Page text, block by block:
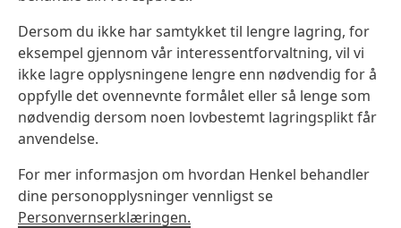
Dersom du ikke har samtykket til lengre lagring, for
eksempel gjennom vår interessentforvaltning, vil vi
ikke lagre opplysningene lengre enn nødvendig for å
oppfylle det ovennevnte formålet eller så lenge som
nødvendig dersom noen lovbestemt lagringsplikt får
anvendelse.
For mer informasjon om hvordan Henkel behandler
dine personopplysninger vennligst se
Personvernserklæringen.